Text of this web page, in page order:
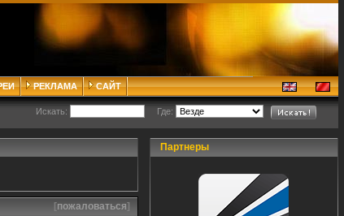
РЕКЛАМА САЙТ
Искать: Где:
[пожаловаться]
Партнеры